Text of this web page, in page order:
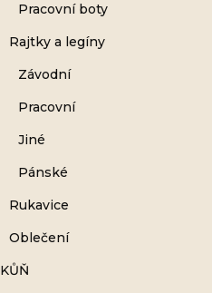
Pracovní boty
Rajtky a legíny
Závodní
Pracovní
Jiné
Pánské
Rukavice
Oblečení
KŮŇ